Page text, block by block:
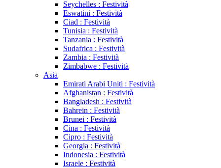
Seychelles : Festività
Eswatini : Festività
Ciad : Festività
Tunisia : Festività
Tanzania : Festività
Sudafrica : Festività
Zambia : Festività
Zimbabwe : Festività
Asia
Emirati Arabi Uniti : Festività
Afghanistan : Festività
Bangladesh : Festività
Bahrein : Festività
Brunei : Festività
Cina : Festività
Cipro : Festività
Georgia : Festività
Indonesia : Festività
Israele : Festività